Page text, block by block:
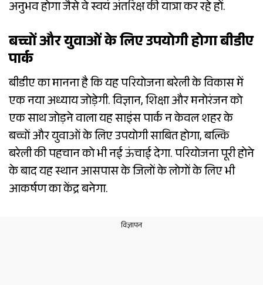
अनुभव होगा जैसे वे स्वयं अंतरिक्ष की यात्रा कर रहे हों.
बच्चों और युवाओं के लिए उपयोगी होगा बीडीए
पार्क
बीडीए का मानना है कि यह परियोजना बरेली के विकास में
एक नया अध्याय जोड़ेगी. विज्ञान, शिक्षा और मनोरंजन को
एक साथ जोड़ने वाला यह साइंस पार्क न केवल शहर के
बच्चों और युवाओं के लिए उपयोगी साबित होगा, बल्कि
बरेली की पहचान को भी नई ऊंचाई देगा. परियोजना पूरी होने
के बाद यह स्थान आसपास के जिलों के लोगों के लिए भी
आकर्षण का केंद्र बनेगा.